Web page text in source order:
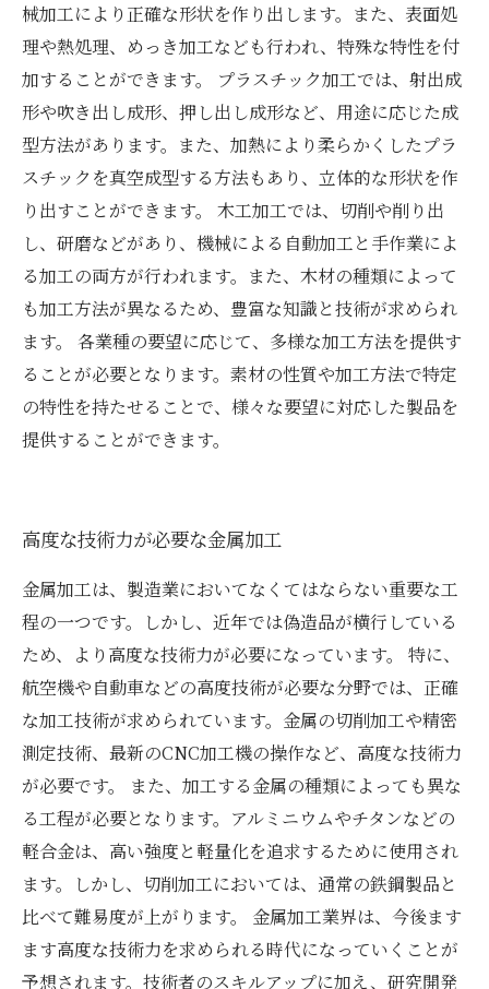
械加工により正確な形状を作り出します。また、表面処
理や熱処理、めっき加工なども行われ、特殊な特性を付
加することができます。 プラスチック加工では、射出成
形や吹き出し成形、押し出し成形など、用途に応じた成
型方法があります。また、加熱により柔らかくしたプラ
スチックを真空成型する方法もあり、立体的な形状を作
り出すことができます。 木工加工では、切削や削り出
し、研磨などがあり、機械による自動加工と手作業によ
る加工の両方が行われます。また、木材の種類によって
も加工方法が異なるため、豊富な知識と技術が求められ
ます。 各業種の要望に応じて、多様な加工方法を提供す
ることが必要となります。素材の性質や加工方法で特定
の特性を持たせることで、様々な要望に対応した製品を
提供することができます。
高度な技術力が必要な金属加工
金属加工は、製造業においてなくてはならない重要な工
程の一つです。しかし、近年では偽造品が横行している
ため、より高度な技術力が必要になっています。 特に、
航空機や自動車などの高度技術が必要な分野では、正確
な加工技術が求められています。金属の切削加工や精密
測定技術、最新のCNC加工機の操作など、高度な技術力
が必要です。 また、加工する金属の種類によっても異な
る工程が必要となります。アルミニウムやチタンなどの
軽合金は、高い強度と軽量化を追求するために使用され
ます。しかし、切削加工においては、通常の鉄鋼製品と
比べて難易度が上がります。 金属加工業界は、今後ます
ます高度な技術力を求められる時代になっていくことが
予想されます。技術者のスキルアップに加え、研究開発